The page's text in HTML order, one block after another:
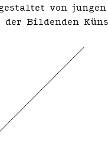
von
der Bildenden